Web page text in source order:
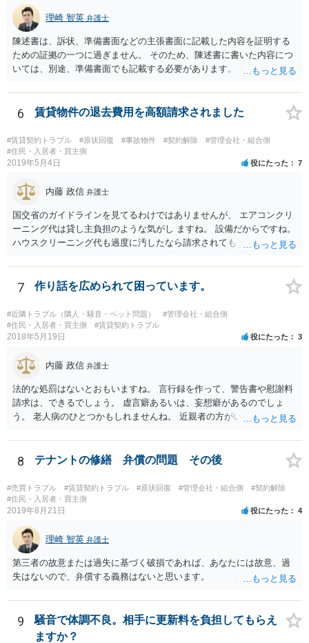
理崎 智英 弁護士
陳述書は、訴状、準備書面などの主張書面に記載した内容を証明する
ための証拠の一つに過ぎません。 そのため、陳述書に書いた内容につ
いては、別途、準備書面でも記載する必要があります。 裁判所は弁論
合もありますが、 基本的には、主張書面で主張する必要があるという
ことになります。
6 賃貸物件の退去費用を高額請求されました
#賃貸契約トラブル #原状回復 #事故物件 #契約解除
#管理会社・組合側
#住民・入居者・買主側
2019年5月4日 役にたった 7
内藤 政信 弁護士
国交省のガイドラインを見てるわけではありませんが、 エアコンクリ
ーニング代は貸し主負担のような気がし ますね。 設備だからですね。
ハウスクリーニング代も過度に汚したなら請求されても 仕方ないでし
の借主のための清掃だと思いますね。 ほっといて争ってみたらいいで
しょう。
7 作り話を広められて困っています。
#近隣トラブル（隣人・騒音・ペット問題）
#管理会社・組合側
#住民・入居者・買主側
#賃貸契約トラブル
2018年5月19日 役にたった 3
内藤 政信 弁護士
法的な処罰はないとおもいますね。 言行録を作って、警告書や慰謝料
請求は、できるでしょう。 虚言癖あるいは、妄想癖があるのでしょ
う。 老人病のひとつかもしれませんね。 近親者の方がいれば、話を通
8 テナントの修繕 弁償の問題 その後
#売買トラブル #賃貸契約トラブル #原状回復 #管理会社・組合側
#契約解除
#住民・入居者・買主側
2019年8月21日 役にたった 4
理崎 智英 弁護士
第三者の故意または過失に基づく破損であれば、あなたには故意、過
失はないので、弁償する義務はないと思います。
9
騒音で体調不良。相手に更新料を負担してもらえ
ますか？